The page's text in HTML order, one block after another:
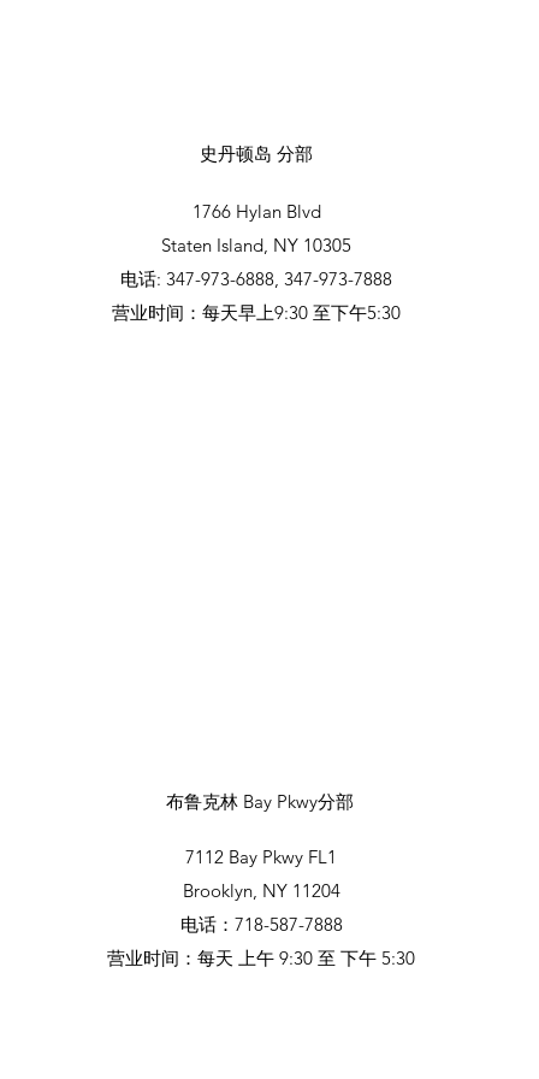
史丹顿岛 分部
1766 Hylan Blvd
Staten Island, NY 10305
电话: 347-973-6888, 347-973-7888
营业时间：每天早上9:30 至下午5:30
布鲁克林 Bay Pkwy分部
7112 Bay Pkwy FL1
Brooklyn, NY 11204
电话：718-587-7888
营业时间：每天 上午 9:30 至 下午 5:30